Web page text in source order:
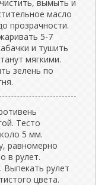
вымыть и
масло
прозрачности.
5-7
и тушить
мягкими.
зелень по
Тесто
5 мм.
равномерно
в рулет.
рулет
цвета.